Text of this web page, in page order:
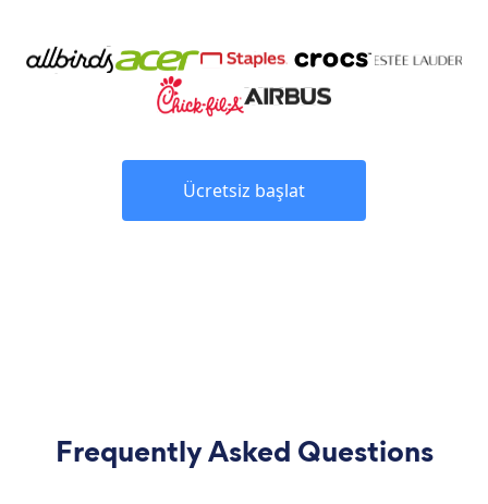
Ücretsiz başlat
Frequently Asked Questions